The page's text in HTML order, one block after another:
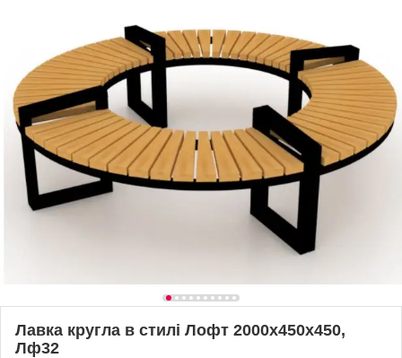
Лавка кругла в стилі Лофт 2000х450х450,
Лф32